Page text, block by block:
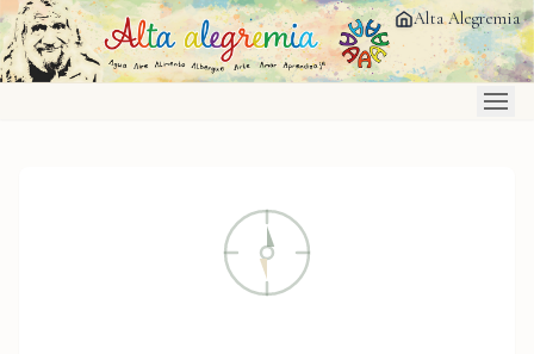
Saltar al contenido principal Alta Alegremia